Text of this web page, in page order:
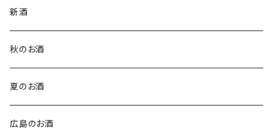
新酒
秋のお酒
夏のお酒
広島のお酒